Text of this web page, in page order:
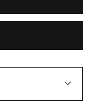
otru tik